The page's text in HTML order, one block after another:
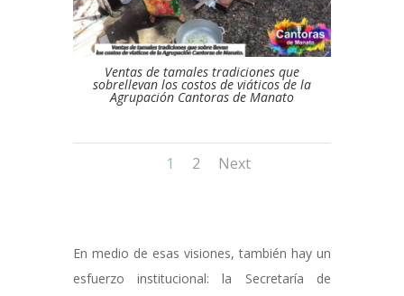
Ventas de tamales tradiciones que
sobrellevan los costos de viáticos de la
Agrupación Cantoras de Manato
1 2 Next
En medio de esas visiones, también hay un
esfuerzo institucional: la Secretaría de